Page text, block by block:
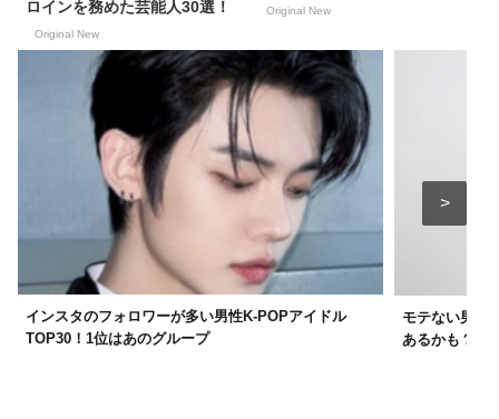
ロインを務めた芸能人30選！
Original New
Original New
インスタのフォロワーが多い男性K-POPアイドル
TOP30！1位はあのグループ
モテない男の
あるかも？